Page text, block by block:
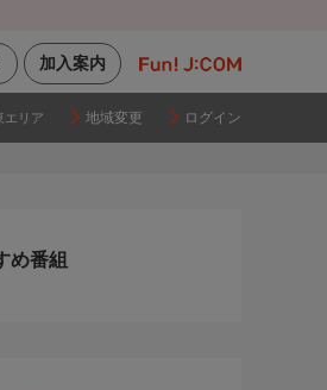
加入案内
エリア 地域変更 ログイン
め番組